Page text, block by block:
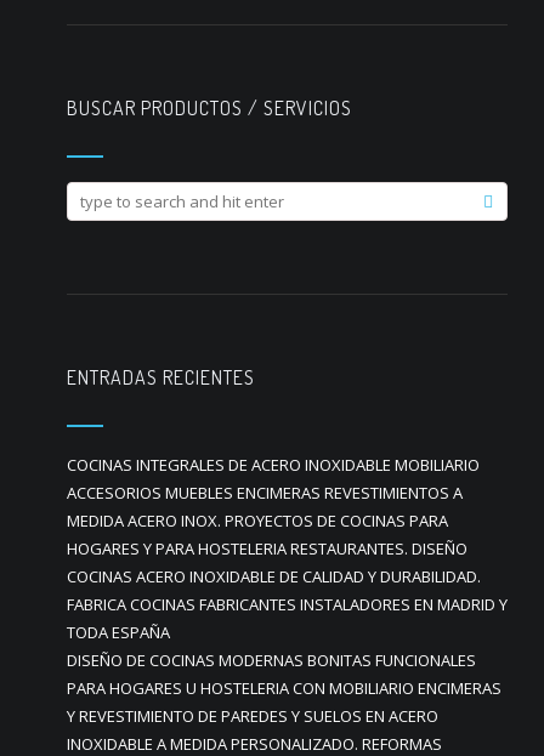
BUSCAR PRODUCTOS / SERVICIOS
ENTRADAS RECIENTES
COCINAS INTEGRALES DE ACERO INOXIDABLE MOBILIARIO
ACCESORIOS MUEBLES ENCIMERAS REVESTIMIENTOS A
MEDIDA ACERO INOX. PROYECTOS DE COCINAS PARA
HOGARES Y PARA HOSTELERIA RESTAURANTES. DISEÑO
COCINAS ACERO INOXIDABLE DE CALIDAD Y DURABILIDAD.
FABRICA COCINAS FABRICANTES INSTALADORES EN MADRID Y
TODA ESPAÑA
DISEÑO DE COCINAS MODERNAS BONITAS FUNCIONALES
PARA HOGARES U HOSTELERIA CON MOBILIARIO ENCIMERAS
Y REVESTIMIENTO DE PAREDES Y SUELOS EN ACERO
INOXIDABLE A MEDIDA PERSONALIZADO. REFORMAS